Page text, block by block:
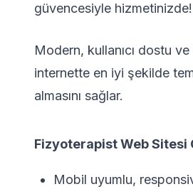
güvencesiyle hizmetinizde!
Modern, kullanıcı dostu
internette en iyi şekilde
almasını sağlar.
Fizyoterapist Web Sitesi
Mobil uyumlu,